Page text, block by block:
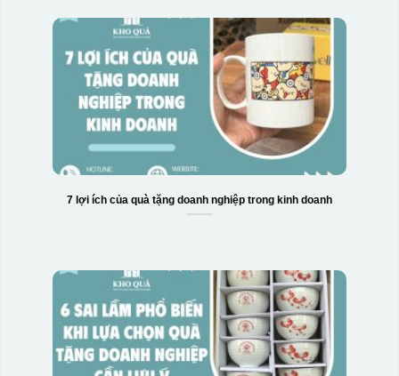
7 lợi ích của quà tặng doanh nghiệp trong kinh doanh